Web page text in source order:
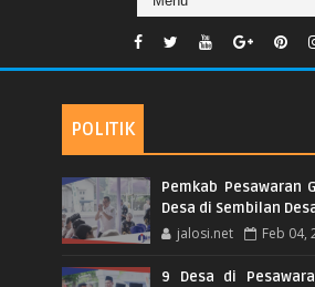
POLITIK
Pemkab Pesawaran
Desa di Sembilan
jalosi.net Feb 04,
9 Desa di